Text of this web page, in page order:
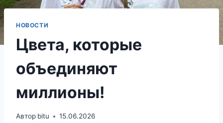
НОВОСТИ
Цвета, которые
объединяют
миллионы!
Автор bitu 15.06.2026